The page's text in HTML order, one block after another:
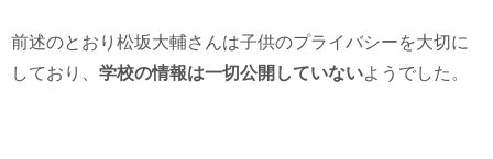
前述のとおり松坂大輔さんは子供のプライバシーを大切に
しており、 学校の情報は一切公開していないようでした。